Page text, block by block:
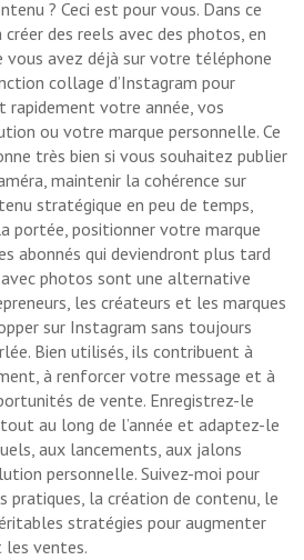
? Ceci est pour vous. Dans ce
créer des reels avec des photos, en
vous avez déjà sur votre téléphone
collage d’Instagram pour
rapidement votre année, vos
ou votre marque personnelle. Ce
très bien si vous souhaitez publier
maintenir la cohérence sur
stratégique en peu de temps,
portée, positionner votre marque
abonnés qui deviendront plus tard
photos sont une alternative
les créateurs et les marques
sur Instagram sans toujours
Bien utilisés, ils contribuent à
à renforcer votre message et à
de vente. Enregistrez-le
au long de l’année et adaptez-le
aux lancements, aux jalons
personnelle. Suivez-moi pour
pratiques, la création de contenu, le
stratégies pour augmenter
les ventes.